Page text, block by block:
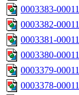
0003383-
0003382-
0003381-
0003380-
0003379-
0003378-